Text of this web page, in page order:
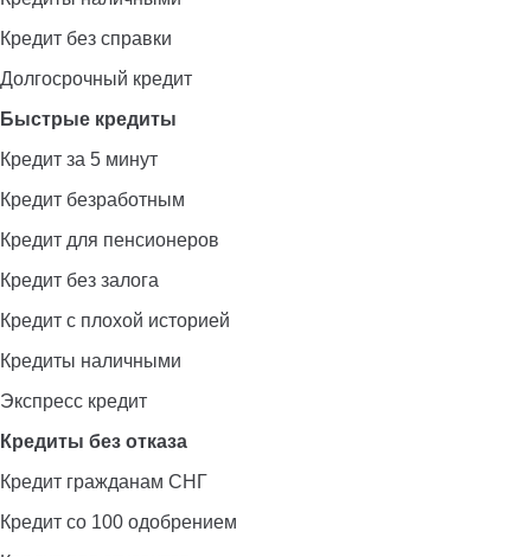
Кредит без справки
Долгосрочный кредит
Быстрые кредиты
Кредит за 5 минут
Кредит безработным
Кредит для пенсионеров
Кредит без залога
Кредит с плохой историей
Кредиты наличными
Экспресс кредит
Кредиты без отказа
Кредит гражданам СНГ
Кредит со 100 одобрением